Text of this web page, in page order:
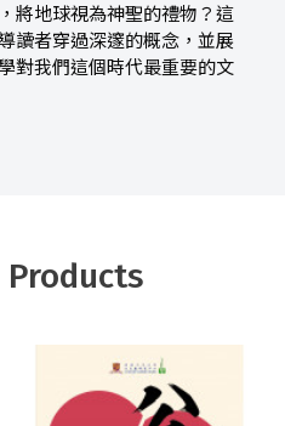
將地球視為神聖的禮物？這
讀者穿過深邃的概念，並展
對我們這個時代最重要的文
Products